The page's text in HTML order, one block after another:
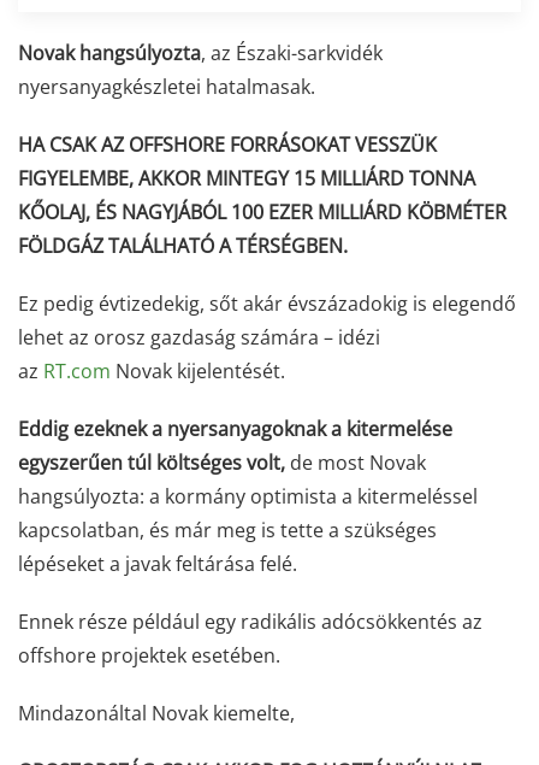
Novak hangsúlyozta, az Északi-sarkvidék
nyersanyagkészletei hatalmasak.
HA CSAK AZ OFFSHORE FORRÁSOKAT VESSZÜK
FIGYELEMBE, AKKOR MINTEGY 15 MILLIÁRD TONNA
KŐOLAJ, ÉS NAGYJÁBÓL 100 EZER MILLIÁRD KÖBMÉTER
FÖLDGÁZ TALÁLHATÓ A TÉRSÉGBEN.
Ez pedig évtizedekig, sőt akár évszázadokig is elegendő
lehet az orosz gazdaság számára – idézi
az RT.com Novak kijelentését.
Eddig ezeknek a nyersanyagoknak a kitermelése
egyszerűen túl költséges volt, de most Novak
hangsúlyozta: a kormány optimista a kitermeléssel
kapcsolatban, és már meg is tette a szükséges
lépéseket a javak feltárása felé.
Ennek része például egy radikális adócsökkentés az
offshore projektek esetében.
Mindazonáltal Novak kiemelte,